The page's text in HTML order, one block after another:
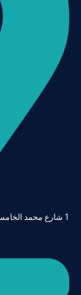
1 شارع محمد الخامس - 1001 تونس